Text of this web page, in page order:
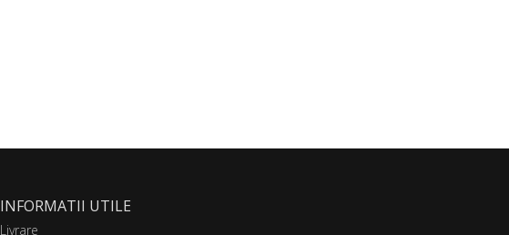
INFORMATII UTILE
Livrare